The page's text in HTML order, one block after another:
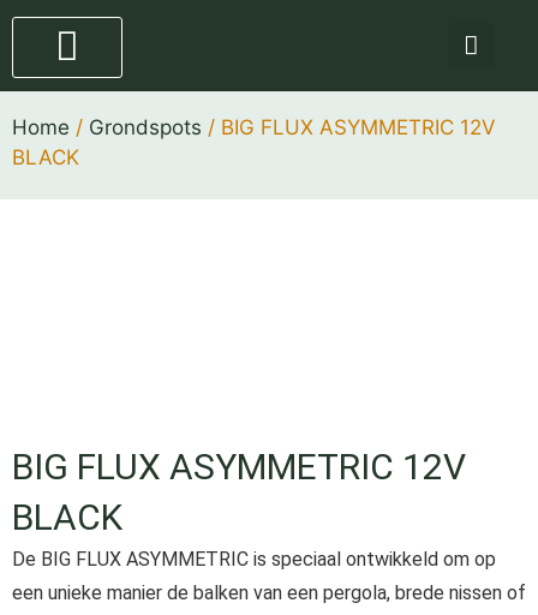
Home / Grondspots / BIG FLUX ASYMMETRIC 12V
BLACK
BIG FLUX ASYMMETRIC 12V
BLACK
De BIG FLUX ASYMMETRIC is speciaal ontwikkeld om op
een unieke manier de balken van een pergola, brede nissen of